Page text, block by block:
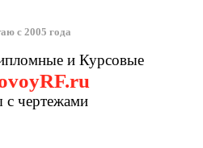
с 2005 года
и Курсовые
с чертежами